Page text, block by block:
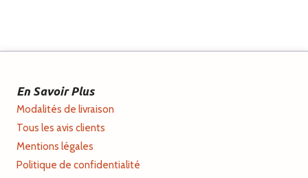
En Savoir Plus
Modalités de livraison
Tous les avis clients
Mentions légales
Politique de confidentialité